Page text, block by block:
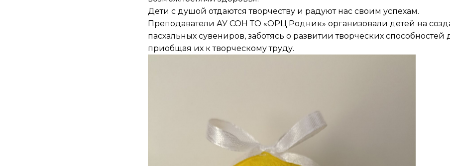
Дети с душой отдаются творчеству и радуют нас своим успехам.
Преподаватели АУ СОН ТО «ОРЦ Родник» организовали детей на
пасхальных сувениров, заботясь о развитии творческих способностей
приобщая их к творческому труду.